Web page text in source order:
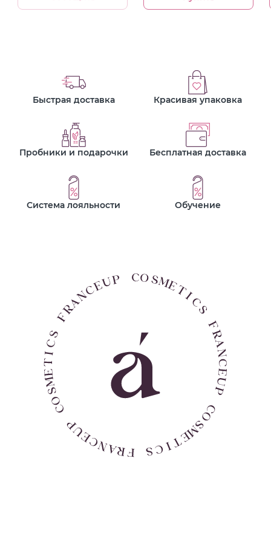
Быстрая доставка Красивая упаковка
Пробники и подарочки Бесплатная доставка
Система лояльности Обучение